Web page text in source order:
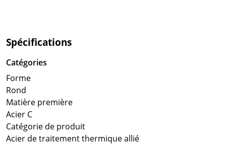
Spécifications
Catégories
Forme
Rond
Matière première
Acier C
Catégorie de produit
Acier de traitement thermique allié